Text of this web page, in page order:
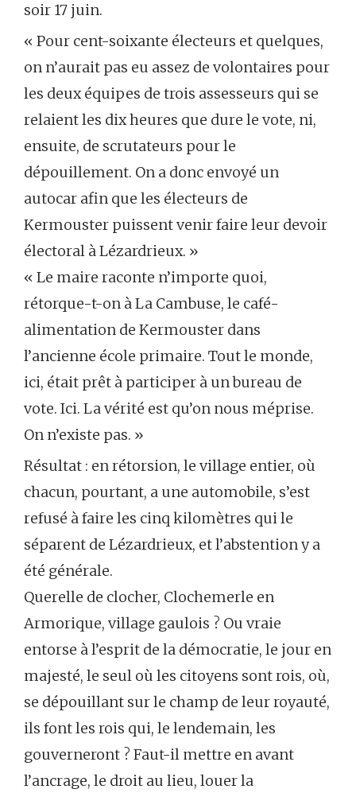
soir 17 juin.
« Pour cent-soixante électeurs et quelques,
on n’aurait pas eu assez de volontaires pour
les deux équipes de trois assesseurs qui se
relaient les dix heures que dure le vote, ni,
ensuite, de scrutateurs pour le
dépouillement. On a donc envoyé un
autocar afin que les électeurs de
Kermouster puissent venir faire leur devoir
électoral à Lézardrieux. »
« Le maire raconte n’importe quoi,
rétorque-t-on à La Cambuse, le café-
alimentation de Kermouster dans
l’ancienne école primaire. Tout le monde,
ici, était prêt à participer à un bureau de
vote. Ici. La vérité est qu’on nous méprise.
On n’existe pas. »
Résultat : en rétorsion, le village entier, où
chacun, pourtant, a une automobile, s’est
refusé à faire les cinq kilomètres qui le
séparent de Lézardrieux, et l’abstention y a
été générale.
Querelle de clocher, Clochemerle en
Armorique, village gaulois ? Ou vraie
entorse à l’esprit de la démocratie, le jour en
majesté, le seul où les citoyens sont rois, où,
se dépouillant sur le champ de leur royauté,
ils font les rois qui, le lendemain, les
gouverneront ? Faut-il mettre en avant
l’ancrage, le droit au lieu, louer la